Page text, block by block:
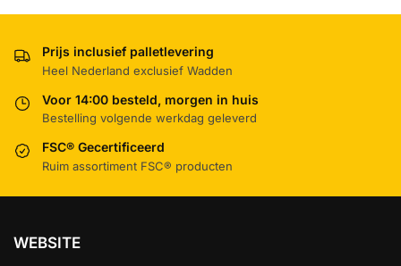
Prijs inclusief palletlevering
Heel Nederland exclusief Wadden
Voor 14:00 besteld, morgen in huis
Bestelling volgende werkdag geleverd
FSC® Gecertificeerd
Ruim assortiment FSC® producten
WEBSITE